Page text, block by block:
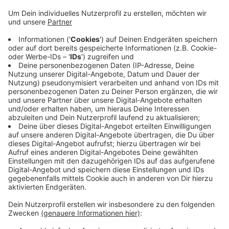
eigenem Wohnraum in der Stadt zu versorgen, so
die Stadt. Sie bittet Schwelmerinnen und
Schwelmer, die über entsprechenden Wohnraum
verfügen und an anerkannte Flüchtrlinge
vermieten möchten, sich an die Stadt zu wenden.
Kontakt:
Stadt Schwelm, Fachbereich Familie, Bildung,
Sport, Frau Schubert, Tel. 02336 / 801-356
Veröffentlicht:Donnerstag, 31.08.2023 06:59
Anzeige